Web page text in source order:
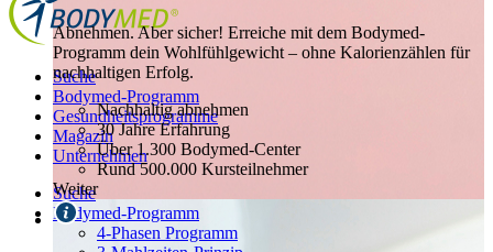
Suche
Bodymed-Programm
Gesundheitsprogramme
Magazin
Unternehmen
Suche
Bodymed-Programm
4-Phasen Programm
Abnehmen. Aber sicher! Erreiche mit dem Bodymed-
Programm dein Wohlfühlgewicht – ohne Kalorienzählen für
nachhaltigen Erfolg.
Nachhaltig abnehmen
30 Jahre Erfahrung
Über 1.300 Bodymed-Center
Rund 500.000 Kursteilnehmer
Weiter